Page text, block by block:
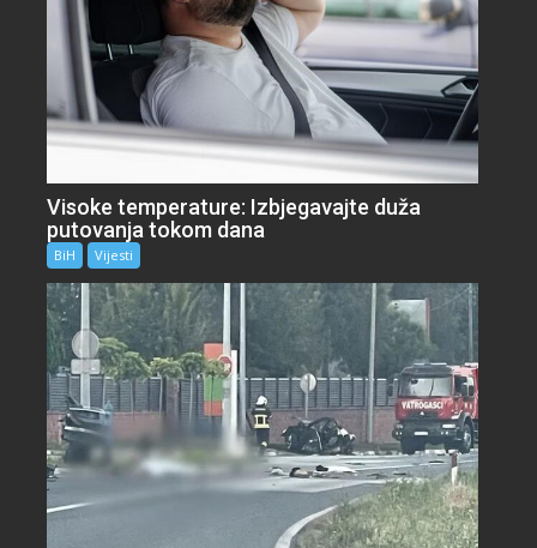
Visoke temperature: Izbjegavajte duža
putovanja tokom dana
BiH Vijesti